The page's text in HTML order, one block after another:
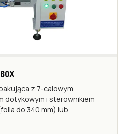
z 7-calowym
dotykowym i sterownikiem
do 340 mm) lub